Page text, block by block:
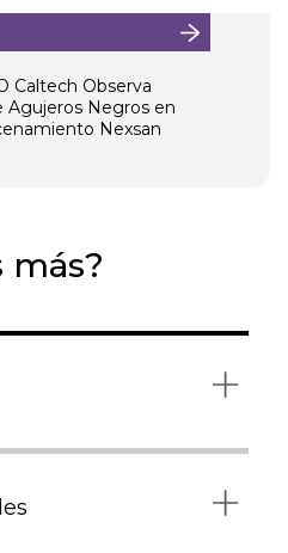
Caltech Observa
Agujeros Negros en
Nexsan
más?
contenidos